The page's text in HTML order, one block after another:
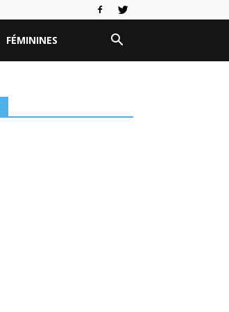
FÉMININES